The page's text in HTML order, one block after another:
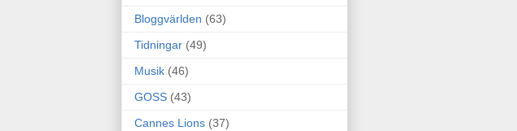
Bloggvärlden (63)
Tidningar (49)
Musik (46)
GOSS (43)
Cannes Lions (37)